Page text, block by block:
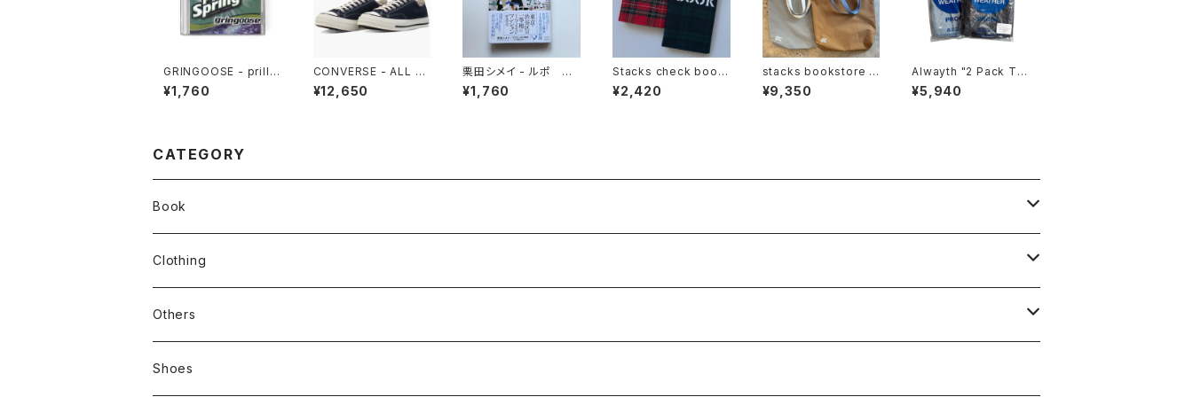
GRINGOOSE - prillm
al spring 2 (MIX CD)
¥1,760
CONVERSE - ALL ST
AR LGCY OX (DARK
NAVY)
¥12,650
栗田シメイ - ルポ 秀
和幡ヶ谷レジデンス
¥1,760
Stacks check book
cover
¥2,420
stacks bookstore -
2way nylon tote
¥9,350
Alwayth "2 Pack Tru
nks"
¥5,940
CATEGORY
Book
stacks
新刊本
Zine、Other
Clothing
Tees
Sweatshirts
Others
Mixcd
Shoes